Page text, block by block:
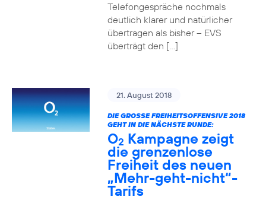
Telefongespräche nochmals
deutlich klarer und natürlicher
übertragen als bisher – EVS
überträgt den […]
21. August 2018
DIE GROSSE FREIHEITSOFFENSIVE 2018 G
EHT IN DIE NÄCHSTE RUNDE:
O2 Kampagne zeigt
die grenzenlose
Freiheit des neuen
„Mehr-geht-nicht“-
Tarifs